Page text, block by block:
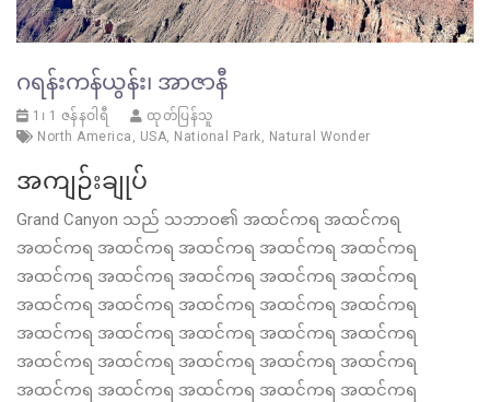
ဂရန်းကန်ယွန်း၊ အာဇာနီ
1၊ 1 ဇန်နဝါရီ
ထုတ်ပြန်သူ
North America , USA, National Park, Natural Wonder
အကျဉ်းချုပ်
Grand Canyon သည် သဘာဝ၏ အထင်ကရ အထင်ကရ
အထင်ကရ အထင်ကရ အထင်ကရ အထင်ကရ အထင်ကရ
အထင်ကရ အထင်ကရ အထင်ကရ အထင်ကရ အထင်ကရ
အထင်ကရ အထင်ကရ အထင်ကရ အထင်ကရ အထင်ကရ
အထင်ကရ အထင်ကရ အထင်ကရ အထင်ကရ အထင်ကရ
အထင်ကရ အထင်ကရ အထင်ကရ အထင်ကရ အထင်ကရ
အထင်ကရ အထင်ကရ အထင်ကရ အထင်ကရ အထင်ကရ